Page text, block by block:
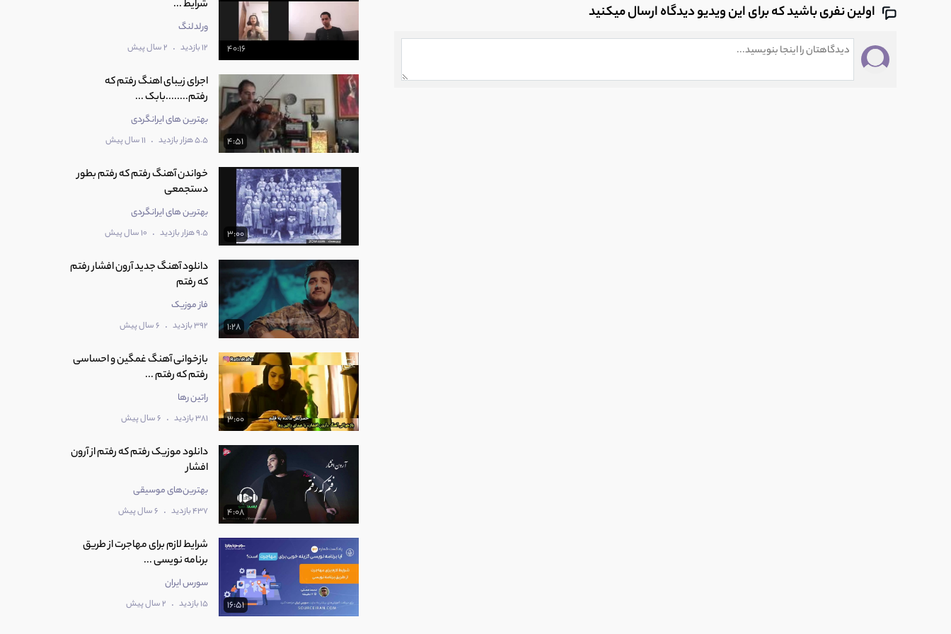
اولین نفری باشید که برای این ویدیو دیدگاه ارسال میکنید
40:16
شرایط ...
ورلدلنگ
12 بازدید . 2 سال پیش
4:51
اجرای زیبای اهنگ رفتم که
رفتم........بابک ...
بهترین های ایرانگردی
5.5 هزار بازدید . 11 سال پیش
3:00
خواندن آهنگ رفتم که رفتم بطور
دستجمعی
بهترین های ایرانگردی
9.5 هزار بازدید . 10 سال پیش
1:28
دانلود آهنگ جدید آرون افشار رفتم
که رفتم
فاز موزیک
392 بازدید . 6 سال پیش
3:00
بازخوانی آهنگ غمگین و احساسی
رفتم که رفتم ...
راتین رها
381 بازدید . 6 سال پیش
4:08
دانلود موزیک رفتم که رفتم از آرون
افشار
بهترین‌های موسیقی
437 بازدید . 6 سال پیش
16:51
شرایط لازم برای مهاجرت از طریق
برنامه نویسی ...
سورس ایران
15 بازدید . 2 سال پیش